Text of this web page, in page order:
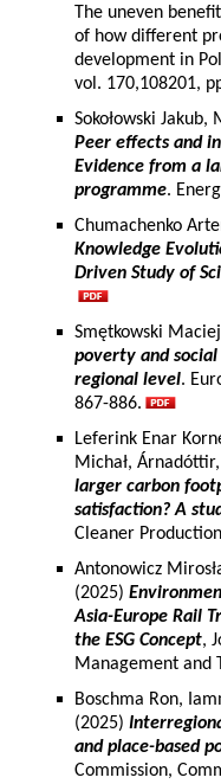
The uneven
of how different
development in
vol. 170,108201,
Sokołowski
Peer effects and
Evidence from a
programme.
Chumachenko
Knowledge
Driven Study of
Smętkowski
poverty and
regional level.
867-886.
Leferink Enar
Michał,
larger carbon
satisfaction? A
Cleaner
Antonowicz
(2025)
Asia-Europe Rail
the ESG Concept,
Management and
Boschma Ron,
(2025)
and place-based
Commission,